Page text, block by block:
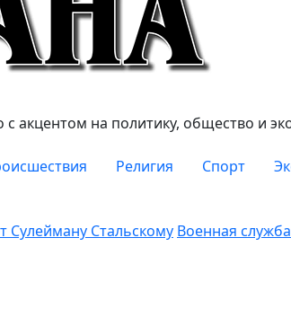
акцентом на политику, общество и
Религия Спорт
Сулейману Стальскому Военная